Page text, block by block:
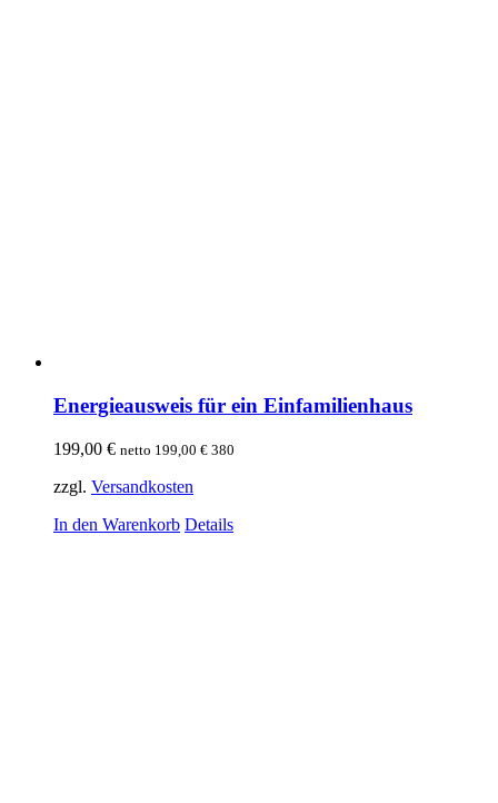
Energieausweis für ein Einfamilienhaus
199,00 € netto 199,00 € 380
zzgl. Versandkosten
In den Warenkorb Details